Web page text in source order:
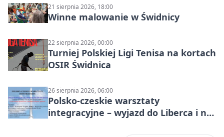
21 sierpnia 2026, 18:00
Winne malowanie w Świdnicy
22 sierpnia 2026, 00:00
Turniej Polskiej Ligi Tenisa na kortach
OSIR Świdnica
26 sierpnia 2026, 06:00
Polsko-czeskie warsztaty
integracyjne – wyjazd do Liberca i na